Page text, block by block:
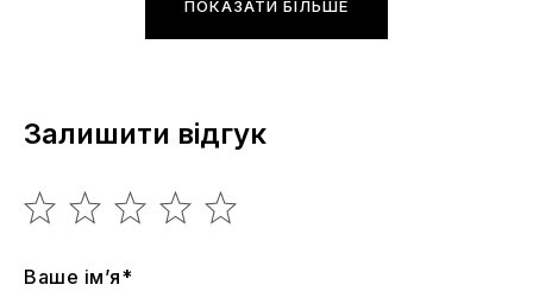
ПОКАЗАТИ БІЛЬШЕ
Залишити відгук
Ваше ім’я*